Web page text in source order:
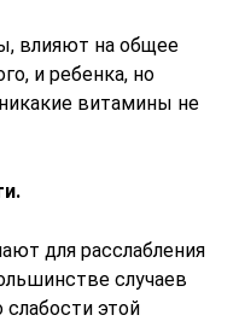
влияют на общее
и ребенка, но
витамины не
для расслабления
случаев
слабости этой